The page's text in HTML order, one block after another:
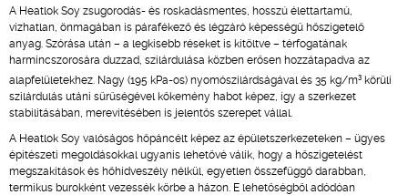
A Heatlok Soy zsugorodás- és roskadásmentes, hosszú élettartamú,
vízhatlan, önmagában is párafékező és légzáró képességű hőszigetelő
anyag. Szórása után – a legkisebb réseket is kitöltve – térfogatának
harmincszorosára duzzad, szilárdulása közben erősen hozzátapadva az
alapfelületekhez. Nagy (195 kPa-os) nyomószilárdságával és 35 kg/m3 körüli
szilárdulás utáni sűrűségével kőkemény habot képez, így a szerkezet
stabilitásában, merevítésében is jelentős szerepet vállal.
A Heatlok Soy valóságos hőpáncélt képez az épületszerkezeteken – ügyes
építészeti megoldásokkal ugyanis lehetővé válik, hogy a hőszigetelést
megszakítások és hőhídveszély nélkül, egyetlen összefüggő darabban,
termikus burokként vezessék körbe a házon. E lehetőségből adódóan